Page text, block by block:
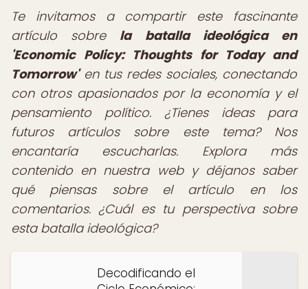
Te invitamos a compartir este fascinante
artículo sobre la batalla ideológica en
'Economic Policy: Thoughts for Today and
Tomorrow'en tus redes sociales, conectando
con otros apasionados por la economía y el
pensamiento político. ¿Tienes ideas para
futuros artículos sobre este tema? Nos
encantaría escucharlas. Explora más
contenido en nuestra web y déjanos saber
qué piensas sobre el artículo en los
comentarios. ¿Cuál es tu perspectiva sobre
esta batalla ideológica?
Decodificando el